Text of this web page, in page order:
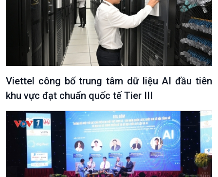
Podcast
Góc nhìn VOV1
Viettel công bố trung tâm dữ liệu AI đầu tiên
khu vực đạt chuẩn quốc tế Tier III